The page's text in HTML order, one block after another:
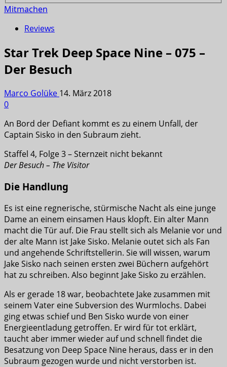
Mitmachen
Reviews
Star Trek Deep Space Nine – 075 –
Der Besuch
Marco Golüke 14. März 2018
0
An Bord der Defiant kommt es zu einem Unfall, der
Captain Sisko in den Subraum zieht.
Staffel 4, Folge 3 – Sternzeit nicht bekannt
Der Besuch – The Visitor
Die Handlung
Es ist eine regnerische, stürmische Nacht als eine junge
Dame an einem einsamen Haus klopft. Ein alter Mann
macht die Tür auf. Die Frau stellt sich als Melanie vor und
der alte Mann ist Jake Sisko. Melanie outet sich als Fan
und angehende Schriftstellerin. Sie will wissen, warum
Jake Sisko nach seinen ersten zwei Büchern aufgehört
hat zu schreiben. Also beginnt Jake Sisko zu erzählen.
Als er gerade 18 war, beobachtete Jake zusammen mit
seinem Vater eine Subversion des Wurmlochs. Dabei
ging etwas schief und Ben Sisko wurde von einer
Energieentladung getroffen. Er wird für tot erklärt,
taucht aber immer wieder auf und schnell findet die
Besatzung von Deep Space Nine heraus, dass er in den
Subraum gezogen wurde und nicht verstorben ist.